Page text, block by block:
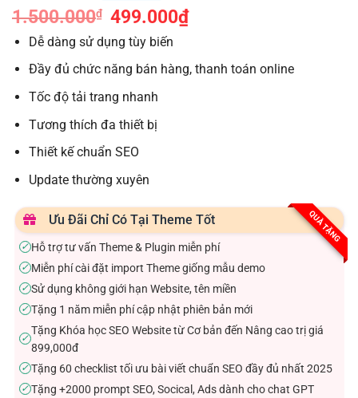
5.0 trên 5
dựa trên
9
đánh giá
1.500.000₫
Giá
gốc
1.500.000₫.
499.000₫Giá
hiện
Dễ dàng sử dụng tùy biến
Đầy đủ chức năng bán hàng, thanh toán online
Tốc độ tải trang nhanh
Tương thích đa thiết bị
Thiết kế chuẩn SEO
Update thường xuyên
QUÀ TẶNG
Ưu Đãi Chỉ Có Tại Theme Tốt
✓Hỗ trợ tư vấn Theme & Plugin miễn phí
✓Miễn phí cài đặt import Theme giống mẫu demo
✓Sử dụng không giới hạn Website, tên miền
✓Tặng 1 năm miễn phí cập nhật phiên bản mới
✓
Tặng Khóa học SEO Website từ Cơ bản đến Nâng cao trị giá
899,000đ
✓Tặng 60 checklist tối ưu bài viết chuẩn SEO đầy đủ nhất 2025
✓Tặng +2000 prompt SEO, Socical, Ads dành cho chat GPT